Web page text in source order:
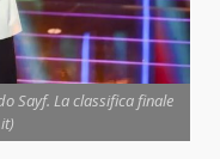
Sayf. La classifica finale